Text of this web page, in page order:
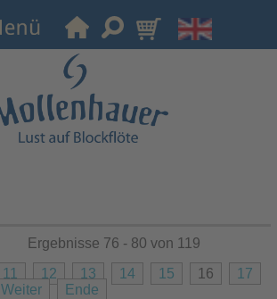
11 12 13 14 15 16
17
Weiter
Ende
Ergebnisse 76 - 80 von 119